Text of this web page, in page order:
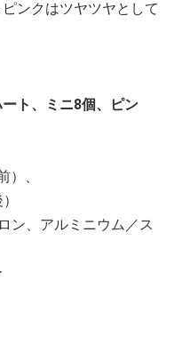
ンクはツヤツヤとして
ト、ミニ8個、ピン
、
ン、アルミニウム／ス